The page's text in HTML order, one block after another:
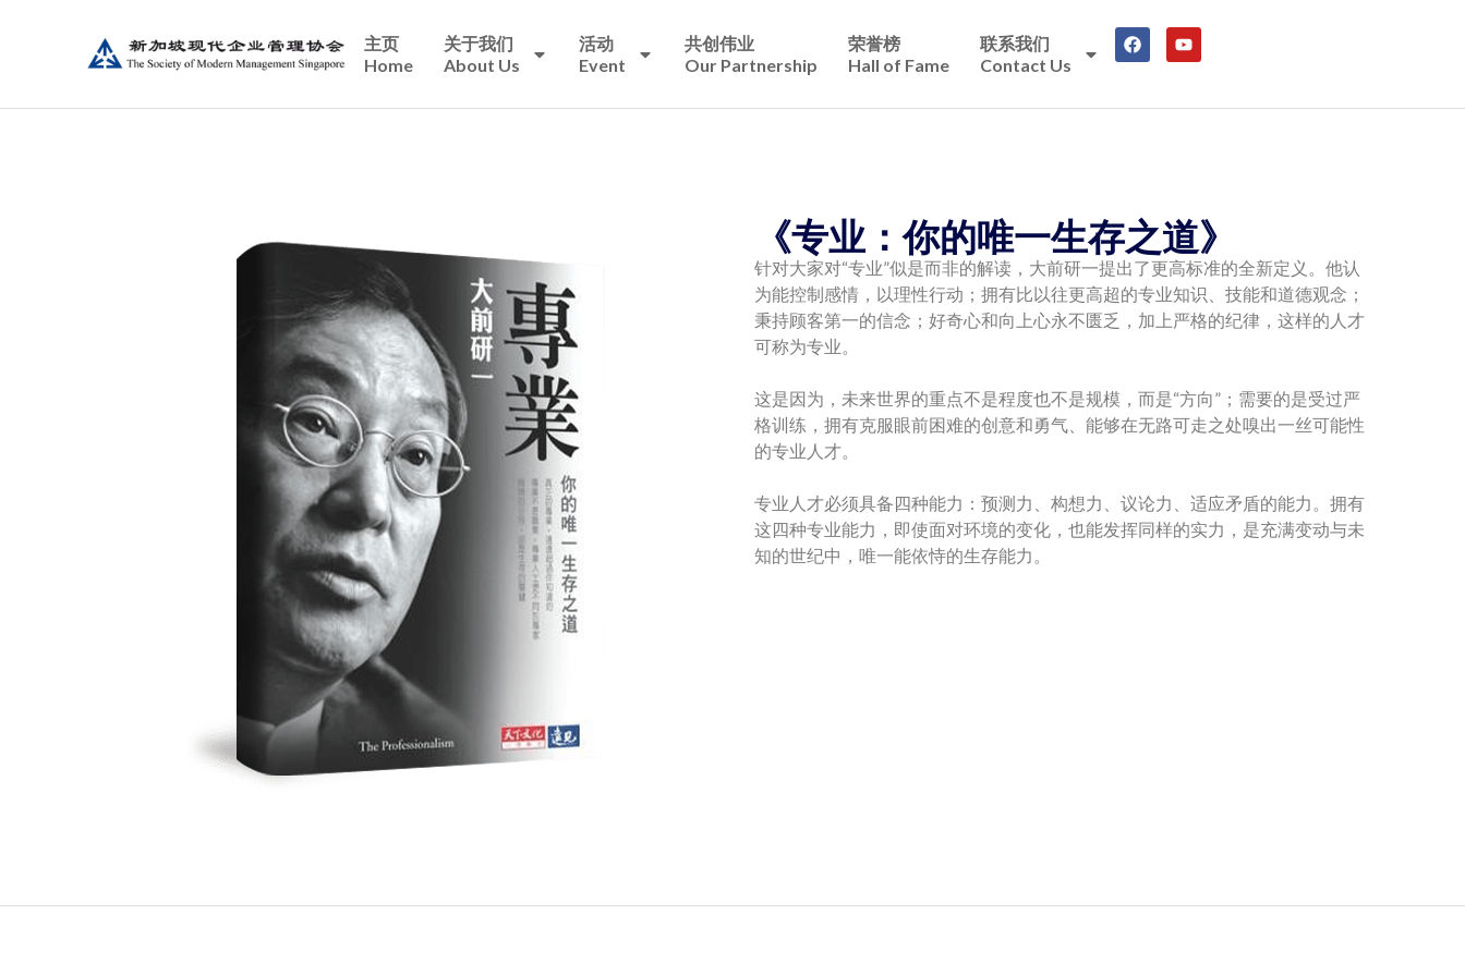
主页
Home
关于我们
About Us
活动
Event
共创伟业
Our Partnership
荣誉榜
Hall of Fame
联系我们
Contact Us
《专业：你的唯一生存之道》
针对大家对“专业”似是而非的解读，大前研一提出了更高标准的全新定义。他认
为能控制感情，以理性行动；拥有比以往更高超的专业知识、技能和道德观念；
秉持顾客第一的信念；好奇心和向上心永不匮乏，加上严格的纪律，这样的人才
可称为专业。
这是因为，未来世界的重点不是程度也不是规模，而是“方向”；需要的是受过严
格训练，拥有克服眼前困难的创意和勇气、能够在无路可走之处嗅出一丝可能性
的专业人才。
专业人才必须具备四种能力：预测力、构想力、议论力、适应矛盾的能力。拥有
这四种专业能力，即使面对环境的变化，也能发挥同样的实力，是充满变动与未
知的世纪中，唯一能依恃的生存能力。